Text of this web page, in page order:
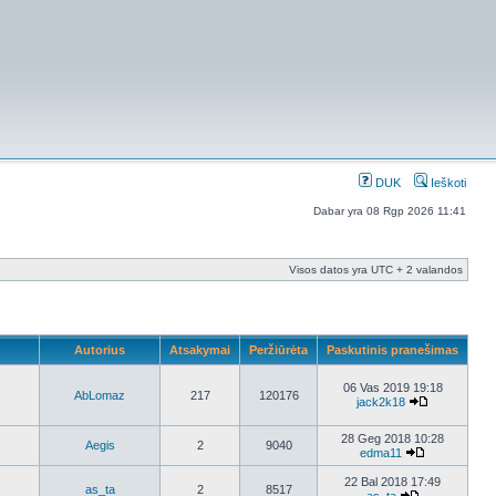
DUK Ieškoti
Dabar yra 08 Rgp 2026 11:41
Visos datos yra UTC + 2 valandos
Autorius Atsakymai Peržiūrėta Paskutinis pranešimas
AbLomaz 217 120176
06 Vas 2019 19:18
jack2k18
Aegis 2 9040
28 Geg 2018 10:28
edma11
as_ta 2 8517
22 Bal 2018 17:49